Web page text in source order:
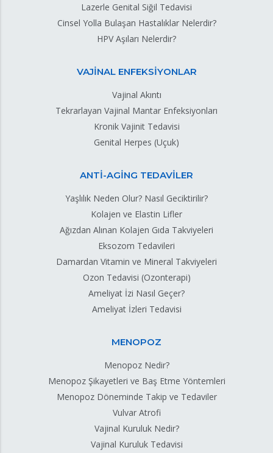
Lazerle Genital Siğil Tedavisi
Cinsel Yolla Bulaşan Hastalıklar Nelerdir?
HPV Aşıları Nelerdir?
VAJİNAL ENFEKSİYONLAR
Vajinal Akıntı
Tekrarlayan Vajinal Mantar Enfeksiyonları
Kronik Vajinit Tedavisi
Genital Herpes (Uçuk)
ANTİ-AGİNG TEDAVİLER
Yaşlılık Neden Olur? Nasıl Geciktirilir?
Kolajen ve Elastin Lifler
Ağızdan Alınan Kolajen Gıda Takviyeleri
Eksozom Tedavileri
Damardan Vitamin ve Mineral Takviyeleri
Ozon Tedavisi (Ozonterapi)
Ameliyat İzi Nasıl Geçer?
Ameliyat İzleri Tedavisi
MENOPOZ
Menopoz Nedir?
Menopoz Şikayetleri ve Baş Etme Yöntemleri
Menopoz Döneminde Takip ve Tedaviler
Vulvar Atrofi
Vajinal Kuruluk Nedir?
Vajinal Kuruluk Tedavisi